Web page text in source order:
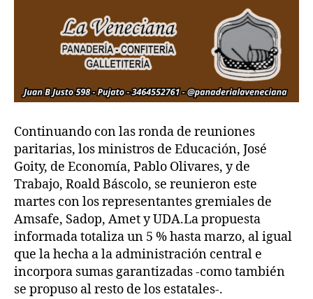
Continuando con las ronda de reuniones
paritarias, los ministros de Educación, José
Goity, de Economía, Pablo Olivares, y de
Trabajo, Roald Báscolo, se reunieron este
martes con los representantes gremiales de
Amsafe, Sadop, Amet y UDA.La propuesta
informada totaliza un 5 % hasta marzo, al igual
que la hecha a la administración central e
incorpora sumas garantizadas -como también
se propuso al resto de los estatales-.